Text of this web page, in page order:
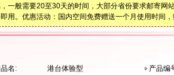
，一般需要20至30天的时间，大部分省份要求邮寄网
用。优惠活动：国内空间免费赠送一个月使用时间
名: 港台体验型 产品编